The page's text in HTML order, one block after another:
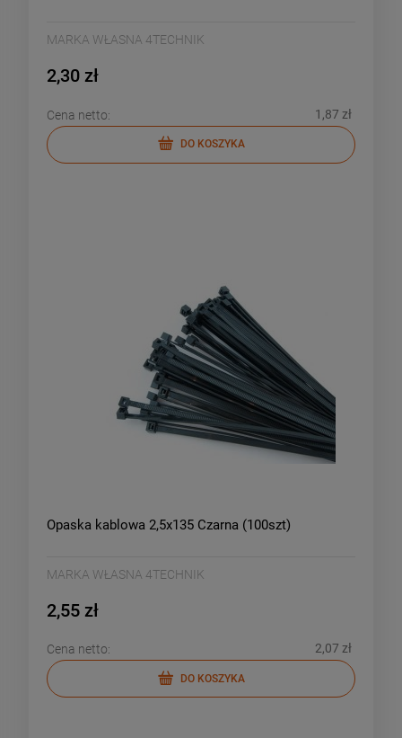
MARKA WŁASNA 4TECHNIK
2,30 zł
Cena netto: 1,87 zł
DO KOSZYKA
Opaska kablowa 2,5x135 Czarna (100szt)
MARKA WŁASNA 4TECHNIK
2,55 zł
Cena netto: 2,07 zł
DO KOSZYKA